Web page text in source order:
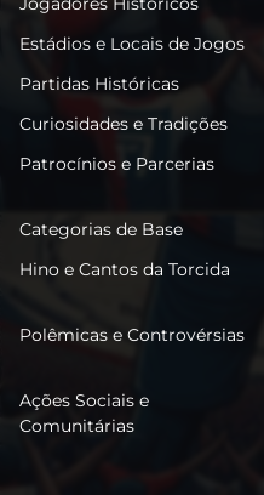
Estádios e Locais de Jogos
Partidas Históricas
Curiosidades e Tradições
Patrocínios e Parcerias
Categorias de Base
Hino e Cantos da Torcida
Polêmicas e Controvérsias
Ações Sociais e
Comunitárias